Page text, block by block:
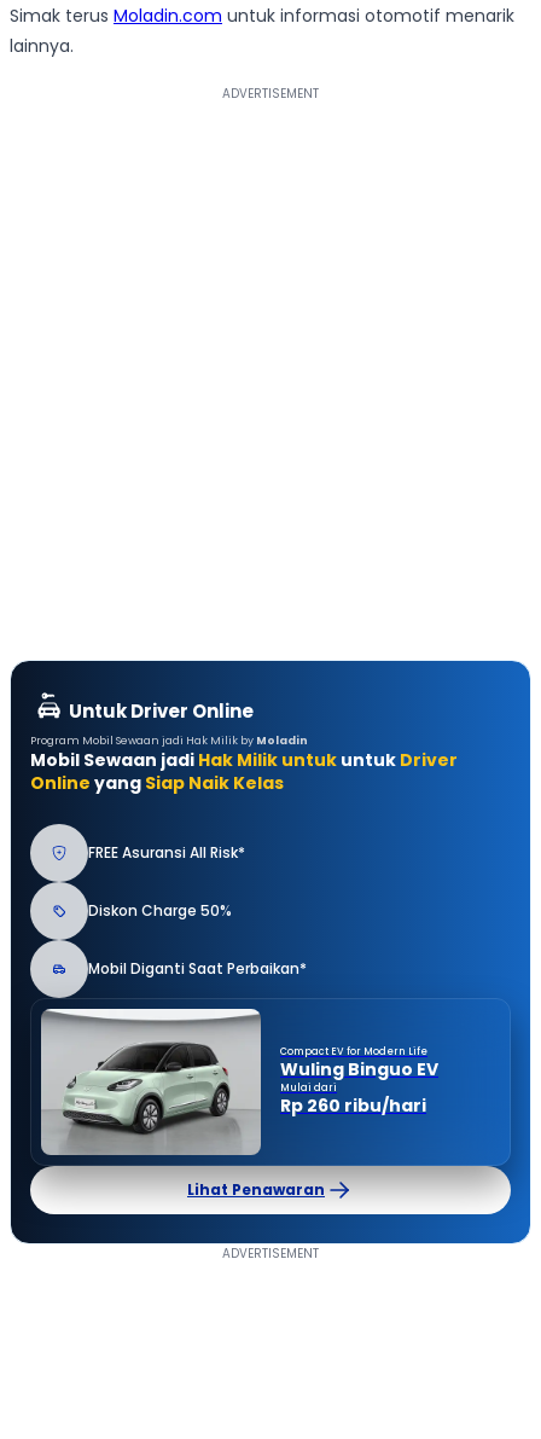
Simak terus Moladin.com untuk informasi otomotif menarik
lainnya.
Untuk Driver Online
Program Mobil Sewaan jadi Hak Milik by Moladin
Mobil Sewaan jadi Hak Milik untuk untuk Driver
Online yang Siap Naik Kelas
FREE Asuransi All Risk*
Diskon Charge 50%
Mobil Diganti Saat Perbaikan*
Compact EV for Modern Life
Wuling Binguo EV
Mulai dari
Rp 260 ribu/hari
Lihat Penawaran